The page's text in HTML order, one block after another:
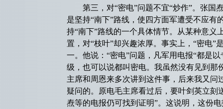
第三，对“密电”问题不宜“炒作”。张国
是坚持“南下”路线，使四方面军遭受不应有
持“南下”路线的一个具体情节。从某种意义
置，对“枝叶”却兴趣浓厚。事实上，“密电
一。他说：“密电”问题，凡军用电报“都是
级，也可以说都叫密电。我虽然没有见到那
主席和周恩来多次讲到这件事，后来我又
疑问的。原电毛主席看过后，要叶剑英立
焘等的电报仍可找到证明”。这说明，这份